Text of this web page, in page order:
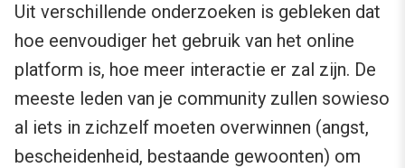
Uit verschillende onderzoeken is gebleken dat
hoe eenvoudiger het gebruik van het online
platform is, hoe meer interactie er zal zijn. De
meeste leden van je community zullen sowieso
al iets in zichzelf moeten overwinnen (angst,
bescheidenheid, bestaande gewoonten) om